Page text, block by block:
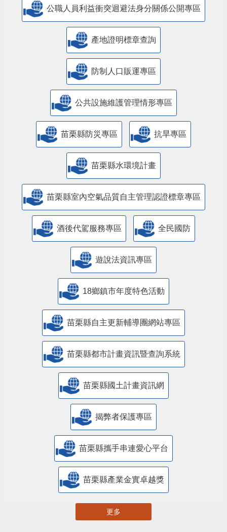
公職人員利益衝突迴避法身分關係公開專區
產地證明標章查詢
防制人口販運專區
​公共設施維護管理情形專區
苗栗縣防災專區 抗旱專區
苗栗縣水環境計畫
苗栗縣室內空氣品質自主管理認證標章專區
酒後代駕服務專區 全民國防
遊說法資訊專區
18鄉鎮市年度特色活動
苗栗縣自主更新輔導團網站專區
苗栗縣都市計畫資訊暨查詢系統
苗栗縣國土計畫資訊網
揭弊者保護專區
苗栗縣攜手串連愛心平台
苗栗縣產業金實卓越獎
更多